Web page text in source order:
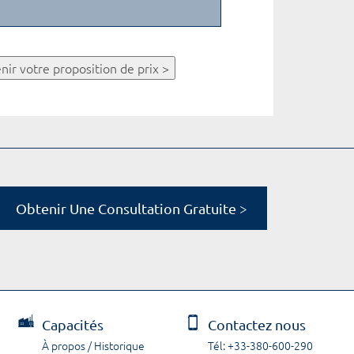
votre proposition de prix >
Obtenir Une Consultation Gratuite >
Capacités
À propos / Historique
Contactez nous
Tél: +33-380-600-290